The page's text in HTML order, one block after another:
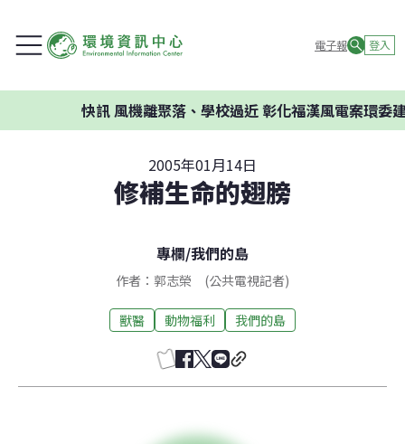
電子報 登入
風機離聚落、學校過近 彰化福漢風電案環委建議不
2005年01月14日
修補生命的翅膀
專欄/我們的島
作者：郭志榮 (公共電視記者)
獸醫 動物福利 我們的島